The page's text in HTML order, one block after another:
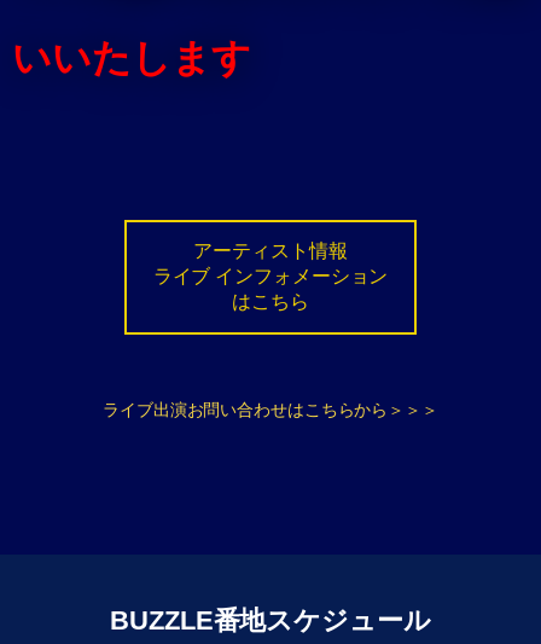
いいたします
アーティスト情報
ライブ インフォメーション
はこちら
ライブ出演お問い合わせはこちらから＞＞＞
BUZZLE番地スケジュール